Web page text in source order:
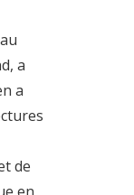
a
a
de